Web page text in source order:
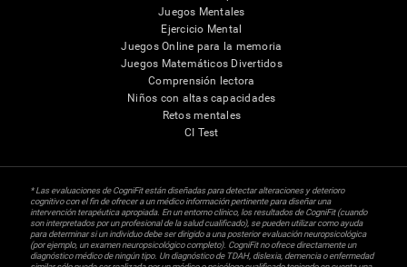
Juegos Mentales
Ejercicio Mental
Juegos Online para la memoria
Juegos Matemáticos Divertidos
Comprensión lectora
Niños con altas capacidades
Retos mentales
CI Test
* Las evaluaciones de CogniFit están diseñadas para detectar alteraciones y deterioro
cognitivo con el fin de ofrecer a un médico información pertinente para diseñar una
intervención terapéutica apropiada. En un entorno clínico, los resultados de CogniFit (cuando
son interpretados por un profesional de la salud cualificado), se pueden utilizar como ayuda
para determinar si un individuo debe ser dirigido a una posterior evaluación neuropsicológica
(por ejemplo, un examen neuropsicológico completo). CogniFit no ofrece directamente un
diagnóstico médico de ningún tipo. Un diagnóstico de TDAH, dislexia, demencia o enfermedad